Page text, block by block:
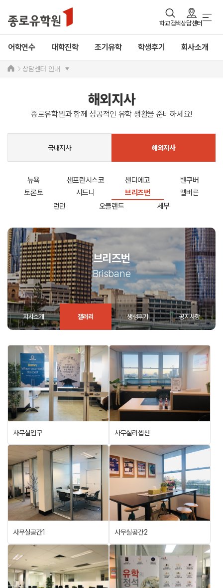
학교검색상담센터
어학연수 대학진학 조기유학 학생후기 회사소개
상담센터 안내
해외지사
종로유학원과 함께 성공적인 유학 생활을 준비하세요!
국내지사 해외지사
뉴욕 샌프란시스코 샌디에고
밴쿠버
토론토
시드니 브리즈번
멜버른
런던
오클랜드 세부
브리즈번
Brisbane
지사소개 갤러리 생생후기 공지사항
사무실입구 사무실리셉션
사무실공간1 사무실공간2